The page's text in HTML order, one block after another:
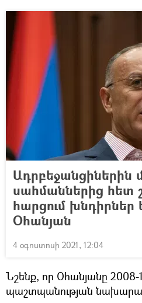
Ադրբեջանցիներին
սահմաններից հետ
հարցում խնդիրներ
Օհանյան
4 օգոստոսի 2021, 12:04
Նշենք, որ Օհանյանը
պաշտպանության